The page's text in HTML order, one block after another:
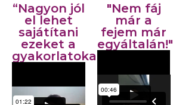
“Nagyon jól
el lehet
sajátítani
ezeket a
gyakorlatokat”
"Nem fáj
már a
fejem már
egyáltalán!"